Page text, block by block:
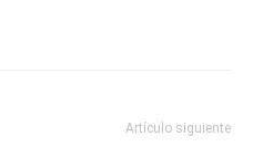
Artículo siguiente